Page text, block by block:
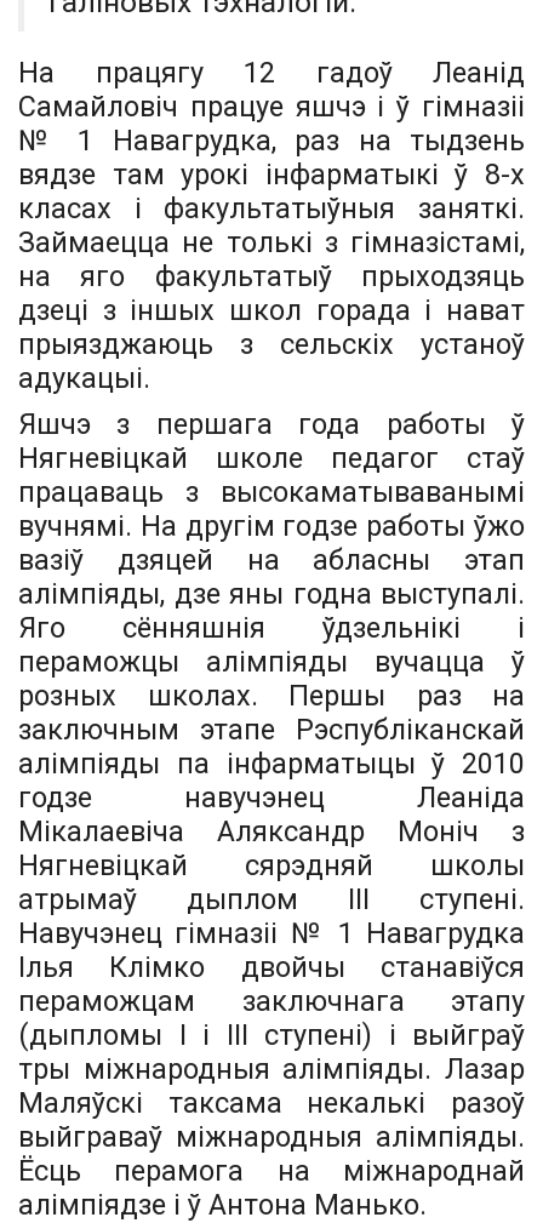
На працягу 12 гадоў Леанід
Самайловіч працуе яшчэ і ў гімназіі
№ 1 Навагрудка, раз на тыдзень
вядзе там урокі інфарматыкі ў 8-х
класах і факультатыўныя заняткі.
Займаецца не толькі з гімназістамі,
на яго факультатыў прыходзяць
дзеці з іншых школ горада і нават
прыязджаюць з сельскіх устаноў
адукацыі.
Яшчэ з першага года работы ў
Нягневіцкай школе педагог стаў
працаваць з высокаматываванымі
вучнямі. На другім го­дзе работы ўжо
вазіў дзяцей на абласны этап
алімпіяды, дзе яны годна выступалі.
Яго сённяшнія ўдзельнікі і
пераможцы алімпіяды вучацца ў
розных школах. Першы раз на
заключным этапе Рэспубліканскай
алімпіяды па інфарматыцы ў 2010
годзе навучэнец Леаніда
Мікалаевіча Аляксандр Моніч з
Нягневіцкай сярэдняй школы
атрымаў дыплом III ступені.
Навучэнец гімназіі № 1 Навагрудка
Ілья Клімко двойчы станавіўся
пераможцам заключнага этапу
(дыпломы I і III ступені) і выйграў
тры міжнародныя алімпіяды. Лазар
Маляўскі таксама некалькі разоў
выйграваў міжнародныя алімпіяды.
Ёсць перамога на міжнароднай
алімпіядзе і ў Антона Манько.